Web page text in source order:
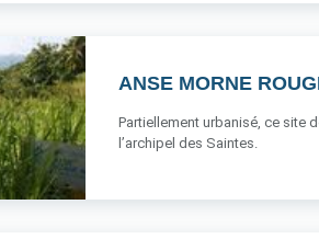
ANSE MORNE
Partiellement urbanisé, ce site
l’archipel des Saintes.